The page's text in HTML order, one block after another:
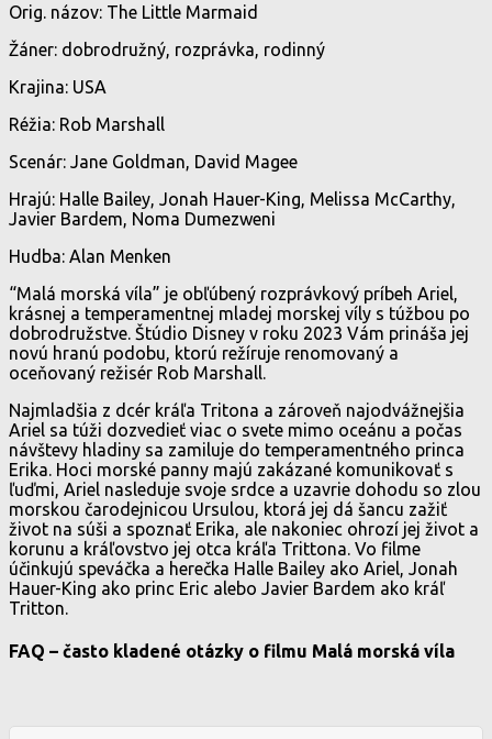
Orig. názov: The Little Marmaid
Žáner: dobrodružný, rozprávka, rodinný
Krajina: USA
Réžia: Rob Marshall
Scenár: Jane Goldman, David Magee
Hrajú: Halle Bailey, Jonah Hauer-King, Melissa McCarthy,
Javier Bardem, Noma Dumezweni
Hudba: Alan Menken
“Malá morská víla” je obľúbený rozprávkový príbeh Ariel,
krásnej a temperamentnej mladej morskej víly s túžbou po
dobrodružstve. Štúdio Disney v roku 2023 Vám prináša jej
novú hranú podobu, ktorú režíruje renomovaný a
oceňovaný režisér Rob Marshall.
Najmladšia z dcér kráľa Tritona a zároveň najodvážnejšia
Ariel sa túži dozvedieť viac o svete mimo oceánu a počas
návštevy hladiny sa zamiluje do temperamentného princa
Erika. Hoci morské panny majú zakázané komunikovať s
ľuďmi, Ariel nasleduje svoje srdce a uzavrie dohodu so zlou
morskou čarodejnicou Ursulou, ktorá jej dá šancu zažiť
život na súši a spoznať Erika, ale nakoniec ohrozí jej život a
korunu a kráľovstvo jej otca kráľa Trittona. Vo filme
účinkujú speváčka a herečka Halle Bailey ako Ariel, Jonah
Hauer-King ako princ Eric alebo Javier Bardem ako kráľ
Tritton.
FAQ – často kladené otázky o filmu Malá morská víla